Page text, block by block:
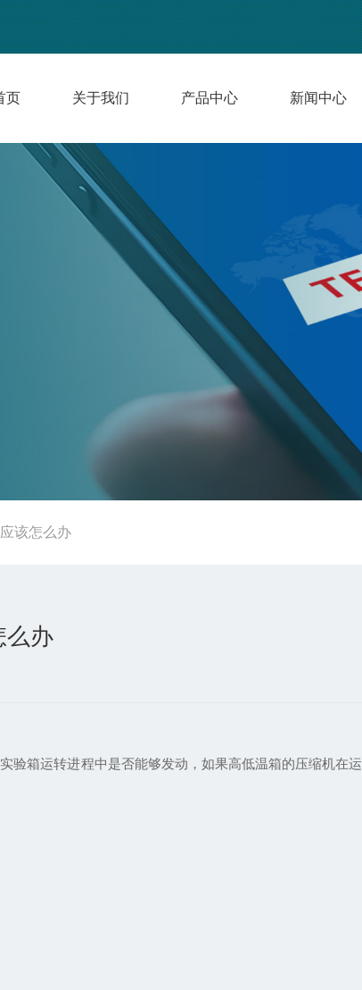
页 关于我们 产品中心 新闻中心
该怎么办
么办
验箱运转进程中是否能够发动，如果高低温箱的压缩机在